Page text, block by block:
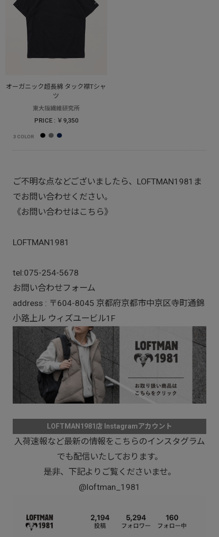
オーガニック超長綿 タック襟Tシャ
ツ
東大阪繊維研究所
PRICE : ￥9,350
3 COLOR
ご不明な点などございましたら、LOFTMAN1981ま
でお問い合わせください。
《お問い合わせはこちら》
LOFTMAN1981
tel:075-254-5678
お問い合わせフォーム
address : 〒604-8045 京都府京都市中京区寺町通錦
小路上ル ウィズユービル1F
LOFTMAN1981店 Instagramアカウント
入荷速報など最新の情報をこちらのインスタグラム
でも配信いたしております。
是非、下記よりご覧くださいませ。
@loftman_1981